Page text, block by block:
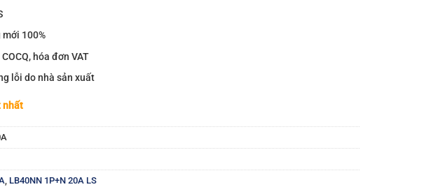
100%
hóa đơn VAT
lỗi do nhà sản xuất
nhất
LB40NN 1P+N 20A LS